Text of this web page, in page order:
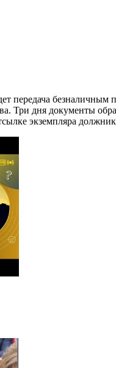
передача безналичным
Три дня документы
экземпляра